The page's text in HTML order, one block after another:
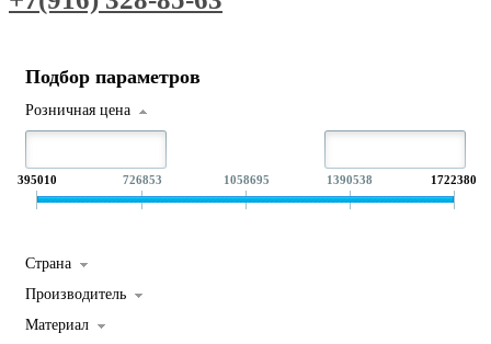
Подбор параметров
Розничная цена
395010 726853 1058695 1390538 1722380
Страна
Производитель
Материал